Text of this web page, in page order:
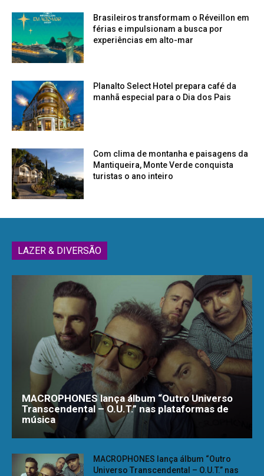
Brasileiros transformam o Réveillon em
férias e impulsionam a busca por
experiências em alto-mar
Planalto Select Hotel prepara café da
manhã especial para o Dia dos Pais
Com clima de montanha e paisagens da
Mantiqueira, Monte Verde conquista
turistas o ano inteiro
LAZER & DIVERSÃO
MACROPHONES lança álbum “Outro Universo
Transcendental – O.U.T.” nas plataformas de
música
MACROPHONES lança álbum “Outro
Universo Transcendental – O.U.T.” nas